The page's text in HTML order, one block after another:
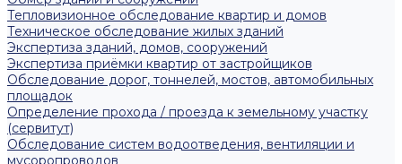
Тепловизионное обследование квартир и домов
Техническое обследование жилых зданий
Экспертиза зданий, домов, сооружений
Экспертиза приёмки квартир от застройщиков
Обследование дорог, тоннелей, мостов, автомобильных
площадок
Определение прохода / проезда к земельному участку
(сервитут)
Обследование систем водоотведения, вентиляции и
мусоропроводов